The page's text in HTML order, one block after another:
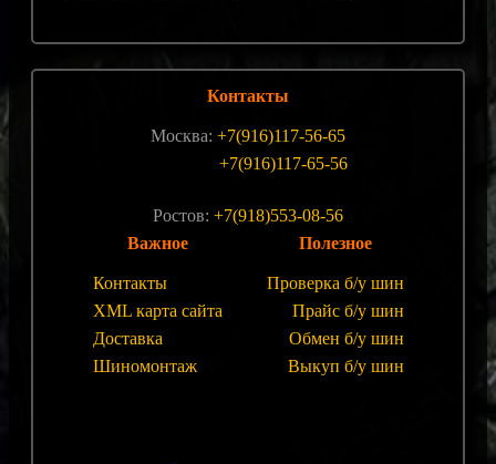
Контакты
Москва: +7(916)117-56-65
+7(916)117-65-56
Ростов: +7(918)553-08-56
Важное
Контакты
XML карта сайта
Доставка
Шиномонтаж
Полезное
Проверка б/у шин
Прайс б/у шин
Обмен б/у шин
Выкуп б/у шин